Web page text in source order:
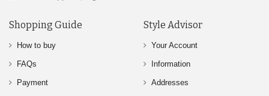
Shopping Guide
How to buy
FAQs
Payment
Style Advisor
Your Account
Information
Addresses